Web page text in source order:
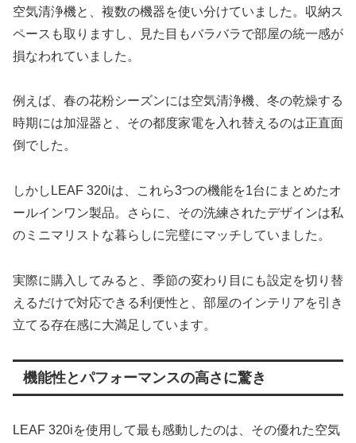
空気清浄機と、複数の機器を使い分けていました。収納ス
ペースも取りますし、見た目もバラバラで部屋の統一感が
損なわれていました。
例えば、春の花粉シーズンには空気清浄機、冬の乾燥する
時期には加湿器と、その都度家電を入れ替えるのは正直面
倒でした。
しかしLEAF 320iは、これら3つの機能を1台にまとめたオ
ールインワン製品。さらに、その洗練されたデザインは私
のミニマリストな暮らしに完璧にマッチしていました。
実際に購入してみると、季節の変わり目にも設定を切り替
えるだけで対応できる利便性と、部屋のインテリアを引き
立てる存在感に大満足しています。
機能性とパフォーマンスの高さに驚き
LEAF 320iを使用して最も感動したのは、その優れた空気